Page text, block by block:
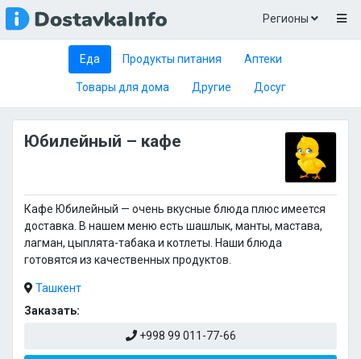
Регионы
Еда Продукты питания Аптеки
Товары для дома Другие Досуг
Юбилейный – кафе
Кафе Юбилейный — очень вкусные блюда плюс имеется
доставка. В нашем меню есть шашлык, манты, мастава,
лагман, цыплята-табака и котлеты. Наши блюда
готовятся из качественных продуктов.
Ташкент
Заказать:
+998 99 011-77-66